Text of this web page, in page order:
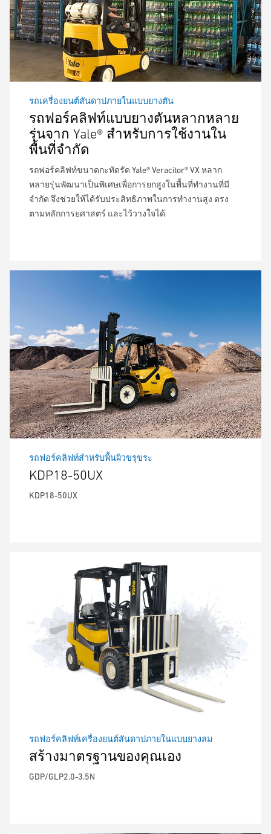
รถเครื่องยนต์สันดาปภายในแบบยางตัน
รถฟอร์คลิฟท์แบบยางตันหลากหลาย
รุ่นจาก Yale® สำหรับการใช้งานใน
พื้นที่จำกัด
รถฟอร์คลิฟท์ขนาดกะทัดรัด Yale® Veracitor® VX หลาก
หลายรุ่นพัฒนาเป็นพิเศษเพื่อการยกสูงในพื้นที่ทำงานที่มี
จำกัด จึงช่วยให้ได้รับประสิทธิภาพในการทำงานสูง ตรง
ตามหลักการยศาสตร์ และไว้วางใจได้
รถฟอร์คลิฟท์สำหรับพื้นผิวขรุขระ
KDP18-50UX
KDP18-50UX
รถฟอร์คลิฟท์เครื่องยนต์สันดาปภายในแบบยางลม
สร้างมาตรฐานของคุณเอง
GDP/GLP2.0-3.5N